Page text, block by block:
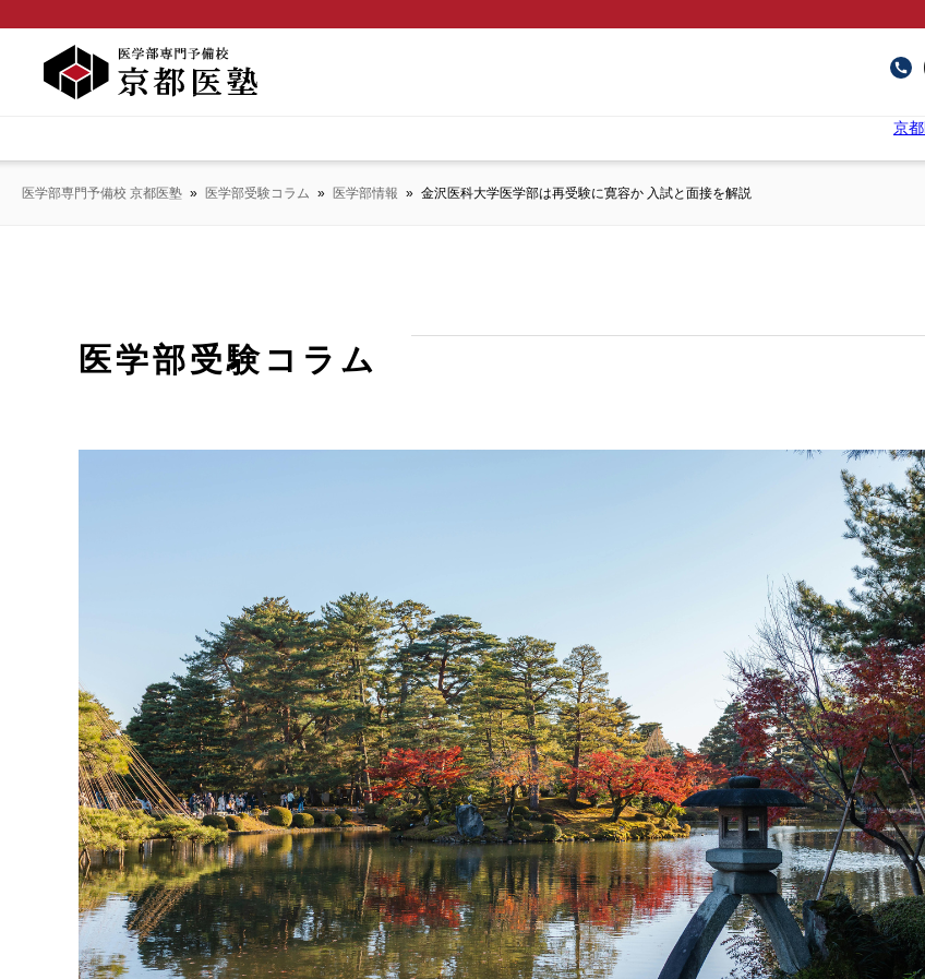
京
医学部専門予備校 京都医塾 » 医学部受験コラム » 医学部情報 » 金沢医科大学医学部は再受験に寛容か 入試と面接を解説
医学部受験コラム